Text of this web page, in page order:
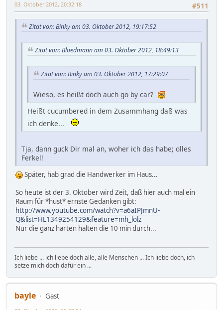
#511
03. Oktober 2012, 20:32:18
Zitat von: Binky am 03. Oktober 2012, 19:17:52
Zitat von: Bloedmann am 03. Oktober 2012, 18:49:13
Zitat von: Binky am 03. Oktober 2012, 17:29:07
Wieso, es heißt doch auch go by car?
Heißt cucumbered in dem Zusammhang daß was
ich denke...
Tja, dann guck Dir mal an, woher ich das habe; olles
Ferkel!
Später, hab grad die Handwerker im Haus...
So heute ist der 3. Oktober wird Zeit, daß hier auch mal ein
Raum für *hust* ernste Gedanken gibt:
http://www.youtube.com/watch?v=a6aIPJmnU-
Q&list=HL1349254129&feature=mh_lolz
Nur die ganz harten halten die 10 min durch...
Ich liebe ... ich liebe doch alle, alle Menschen ... Ich liebe doch, ich
setze mich doch dafür ein ...
bayle
Gast